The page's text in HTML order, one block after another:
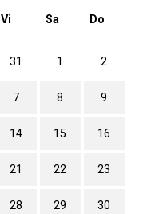
Vi Sa Do
31 1 2
7 8 9
14 15 16
21 22 23
28 29 30